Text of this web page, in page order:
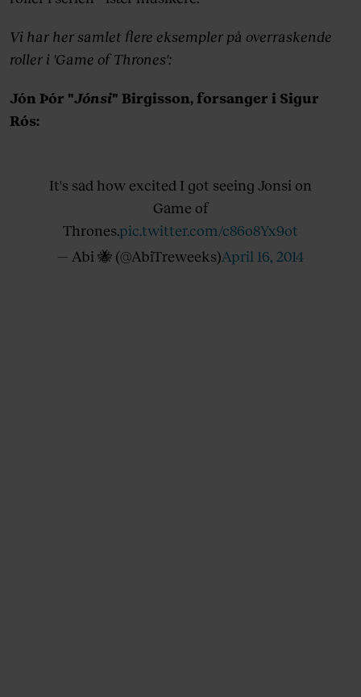
Vi har her samlet flere eksempler på overraskende
roller i 'Game of Thrones':
Jón Þór "Jónsi" Birgisson, forsanger i Sigur
Rós:
It's sad how excited I got seeing Jonsi on
Game of
Thrones.pic.twitter.com/c86o8Yx9ot
— Abi 🐝 (@AbiTreweeks)April 16, 2014